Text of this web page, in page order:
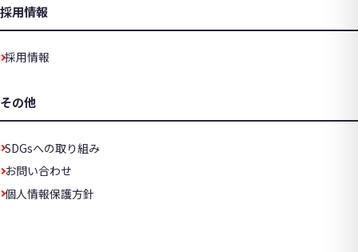
採用情報
採用情報
その他
SDGsへの取り組み
お問い合わせ
個人情報保護方針